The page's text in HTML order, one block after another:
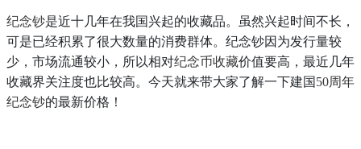
纪念钞是近十几年在我国兴起的收藏品。虽然兴起时间不长，
可是已经积累了很大数量的消费群体。纪念钞因为发行量较
少，市场流通较小，所以相对纪念币收藏价值要高，最近几年
收藏界关注度也比较高。 今天就来带大家了解一下建国 50周年
纪念钞的最新价格！